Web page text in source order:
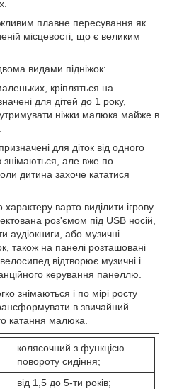
плавне пересування як
місцевості, що є великим
видами підніжок:
кріпляться на
для дітей до 1 року,
ніжки малюка майже в
для діток від одного
знімаються, але вже по
дитина захоче кататися
варто виділити ігрову
роз'ємом під USB носій,
аудіокниги, або музичні
також на панелі розташовані
відтворює музичні і
керування панеллю.
знімаються і по мірі росту
в звичайний
катання малюка.
колясочний з функцією
повороту сидіння;
від 1,5 до 5-ти років;